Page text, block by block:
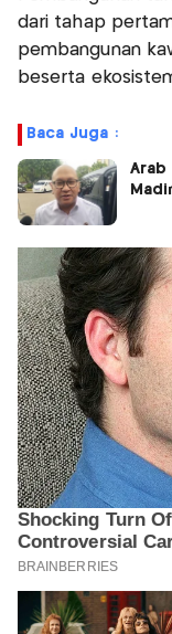
dari tahap
pembangunan
beserta
Baca Juga :
Arab